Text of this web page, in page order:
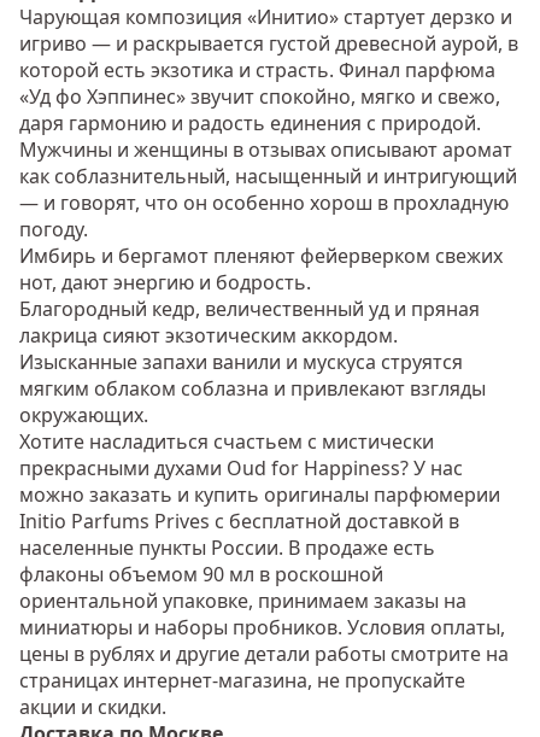
Чарующая композиция «Инитио» стартует дерзко и
игриво — и раскрывается густой древесной аурой, в
которой есть экзотика и страсть. Финал парфюма
«Уд фо Хэппинес» звучит спокойно, мягко и свежо,
даря гармонию и радость единения с природой.
Мужчины и женщины в отзывах описывают аромат
как соблазнительный, насыщенный и интригующий
— и говорят, что он особенно хорош в прохладную
погоду.
Имбирь и бергамот пленяют фейерверком свежих
нот, дают энергию и бодрость.
Благородный кедр, величественный уд и пряная
лакрица сияют экзотическим аккордом.
Изысканные запахи ванили и мускуса струятся
мягким облаком соблазна и привлекают взгляды
окружающих.
Хотите насладиться счастьем с мистически
прекрасными духами Oud for Happiness? У нас
можно заказать и купить оригиналы парфюмерии
Initio Parfums Prives с бесплатной доставкой в
населенные пункты России. В продаже есть
флаконы объемом 90 мл в роскошной
ориентальной упаковке, принимаем заказы на
миниатюры и наборы пробников. Условия оплаты,
цены в рублях и другие детали работы смотрите на
страницах интернет-магазина, не пропускайте
акции и скидки.